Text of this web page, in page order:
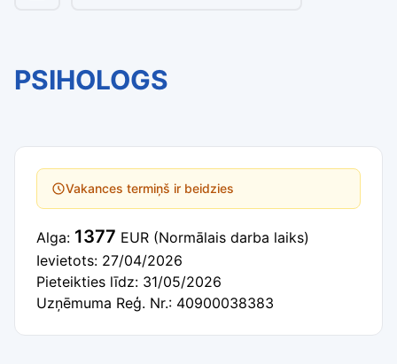
PSIHOLOGS
Vakances termiņš ir beidzies
Alga: 1377 EUR (Normālais darba laiks)
Ievietots: 27/04/2026
Pieteikties līdz: 31/05/2026
Uzņēmuma Reģ. Nr.: 40900038383